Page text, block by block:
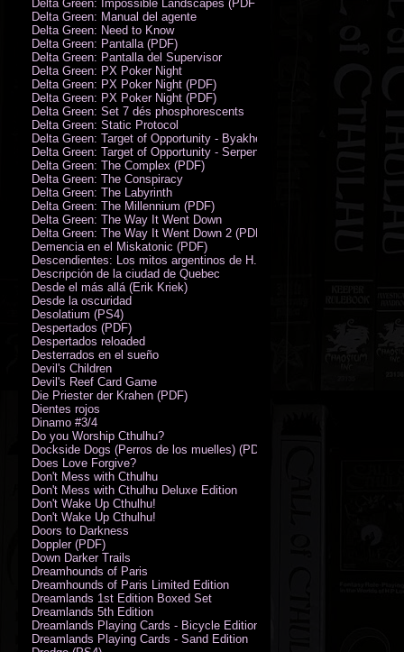
Delta Green: Impossible Landscapes (PDF - Espiral)
Delta Green: Manual del agente
Delta Green: Need to Know
Delta Green: Pantalla (PDF)
Delta Green: Pantalla del Supervisor
Delta Green: PX Poker Night
Delta Green: PX Poker Night (PDF)
Delta Green: PX Poker Night (PDF)
Delta Green: Set 7 dés phosphorescents
Delta Green: Static Protocol
Delta Green: Target of Opportunity - Byakhee
Delta Green: Target of Opportunity - Serpent Man
Delta Green: The Complex (PDF)
Delta Green: The Conspiracy
Delta Green: The Labyrinth
Delta Green: The Millennium (PDF)
Delta Green: The Way It Went Down
Delta Green: The Way It Went Down 2 (PDF)
Demencia en el Miskatonic (PDF)
Descendientes: Los mitos argentinos de H.P. Lovecraft
Descripción de la ciudad de Quebec
Desde el más allá (Erik Kriek)
Desde la oscuridad
Desolatium (PS4)
Despertados (PDF)
Despertados reloaded
Desterrados en el sueño
Devil's Children
Devil's Reef Card Game
Die Priester der Krahen (PDF)
Dientes rojos
Dinamo #3/4
Do you Worship Cthulhu?
Dockside Dogs (Perros de los muelles) (PDF)
Does Love Forgive?
Don't Mess with Cthulhu
Don't Mess with Cthulhu Deluxe Edition
Don't Wake Up Cthulhu!
Don't Wake Up Cthulhu!
Doors to Darkness
Doppler (PDF)
Down Darker Trails
Dreamhounds of Paris
Dreamhounds of Paris Limited Edition
Dreamlands 1st Edition Boxed Set
Dreamlands 5th Edition
Dreamlands Playing Cards - Bicycle Edition
Dreamlands Playing Cards - Sand Edition